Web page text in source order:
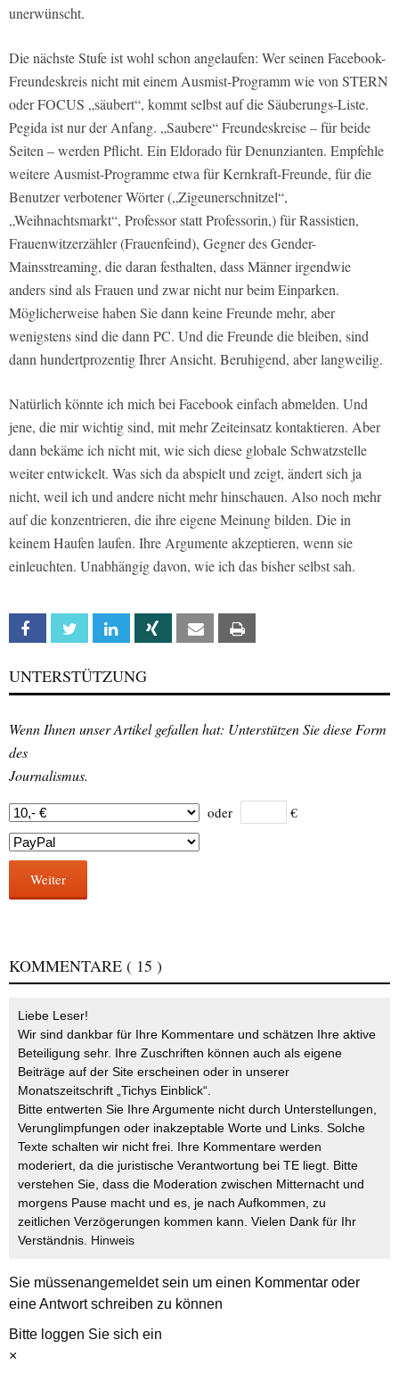
unerwünscht.
Die nächste Stufe ist wohl schon angelaufen: Wer seinen Facebook-
Freundeskreis nicht mit einem Ausmist-Programm wie von STERN
oder FOCUS „säubert“, kommt selbst auf die Säuberungs-Liste.
Pegida ist nur der Anfang. „Saubere“ Freundeskreise – für beide
Seiten – werden Pflicht. Ein Eldorado für Denunzianten. Empfehle
weitere Ausmist-Programme etwa für Kernkraft-Freunde, für die
Benutzer verbotener Wörter („Zigeunerschnitzel“,
„Weihnachtsmarkt“, Professor statt Professorin,) für Rassistien,
Frauenwitzerzähler (Frauenfeind), Gegner des Gender-
Mainsstreaming, die daran festhalten, dass Männer irgendwie
anders sind als Frauen und zwar nicht nur beim Einparken.
Möglicherweise haben Sie dann keine Freunde mehr, aber
wenigstens sind die dann PC. Und die Freunde die bleiben, sind
dann hundertprozentig Ihrer Ansicht. Beruhigend, aber langweilig.
Natürlich könnte ich mich bei Facebook einfach abmelden. Und
jene, die mir wichtig sind, mit mehr Zeiteinsatz kontaktieren. Aber
dann bekäme ich nicht mit, wie sich diese globale Schwatzstelle
weiter entwickelt. Was sich da abspielt und zeigt, ändert sich ja
nicht, weil ich und andere nicht mehr hinschauen. Also noch mehr
auf die konzentrieren, die ihre eigene Meinung bilden. Die in
keinem Haufen laufen. Ihre Argumente akzeptieren, wenn sie
einleuchten. Unabhängig davon, wie ich das bisher selbst sah.
Facebook Twitter Linkedin Xing Email
UNTERSTÜTZUNG
Wenn Ihnen unser Artikel gefallen hat: Unterstützen Sie diese Form
des
Journalismus.
oder €
Weiter
KOMMENTARE ( 15 )
Liebe Leser!
Wir sind dankbar für Ihre Kommentare und schätzen Ihre aktive
Beteiligung sehr. Ihre Zuschriften können auch als eigene
Beiträge auf der Site erscheinen oder in unserer
Monatszeitschrift „Tichys Einblick“.
Bitte entwerten Sie Ihre Argumente nicht durch Unterstellungen,
Verunglimpfungen oder inakzeptable Worte und Links. Solche
Texte schalten wir nicht frei. Ihre Kommentare werden
moderiert, da die juristische Verantwortung bei TE liegt. Bitte
verstehen Sie, dass die Moderation zwischen Mitternacht und
morgens Pause macht und es, je nach Aufkommen, zu
zeitlichen Verzögerungen kommen kann. Vielen Dank für Ihr
Verständnis. Hinweis
Sie müssenangemeldetsein um einen Kommentar oder
eine Antwort schreiben zu können
Bitte loggen Sie sich ein
×